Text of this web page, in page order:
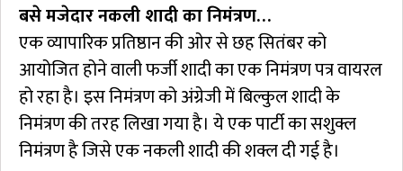
बसे मजेदार नकली शादी का निमंत्रण…
एक व्यापारिक प्रतिष्ठान की ओर से छह सितंबर को
आयोजित होने वाली फर्जी शादी का एक निमंत्रण पत्र वायरल
हो रहा है। इस निमंत्रण को अंग्रेजी में बिल्कुल शादी के
निमंत्रण की तरह लिखा गया है। ये एक पार्टी का सशुक्ल
निमंत्रण है जिसे एक नकली शादी की शक्ल दी गई है।